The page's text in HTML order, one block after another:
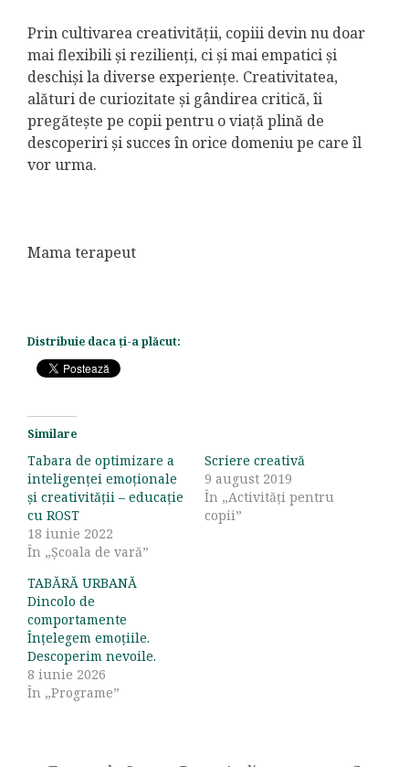
Prin cultivarea creativității, copiii devin nu doar
mai flexibili și rezilienți, ci și mai empatici și
deschiși la diverse experiențe. Creativitatea,
alături de curiozitate și gândirea critică, îi
pregătește pe copii pentru o viață plină de
descoperiri și succes în orice domeniu pe care îl
vor urma.
Mama terapeut
Distribuie daca ți-a plăcut:
Similare
Tabara de optimizare a
inteligenței emoționale
și creativității – educație
cu ROST
18 iunie 2022
În „Școala de vară”
Scriere creativă
9 august 2019
În „Activități pentru
copii”
TABĂRĂ URBANĂ
Dincolo de
comportamente
Înțelegem emoțiile.
Descoperim nevoile.
8 iunie 2026
În „Programe”